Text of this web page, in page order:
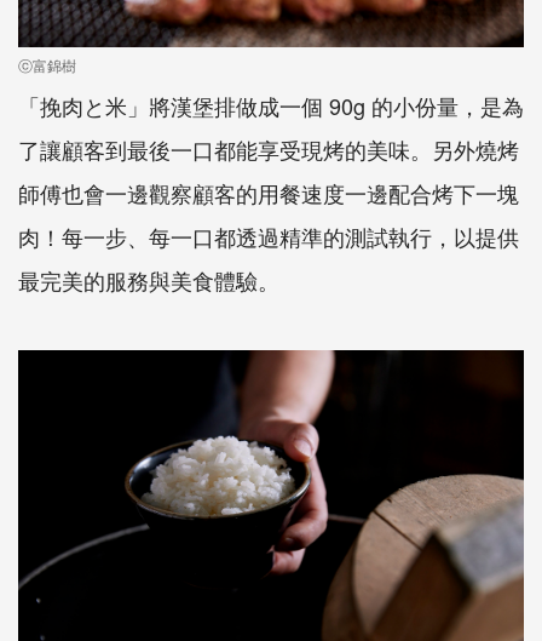
ⓒ富錦樹
「挽肉と米」將漢堡排做成一個 90g 的小份量，是為
了讓顧客到最後一口都能享受現烤的美味。另外燒烤
師傅也會一邊觀察顧客的用餐速度一邊配合烤下一塊
肉！每一步、每一口都透過精準的測試執行，以提供
最完美的服務與美食體驗。